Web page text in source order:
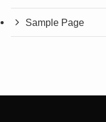
Sample Page